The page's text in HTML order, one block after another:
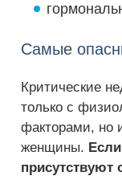
Самые
Критические
только с
факторами, но
женщины.
присутствуют